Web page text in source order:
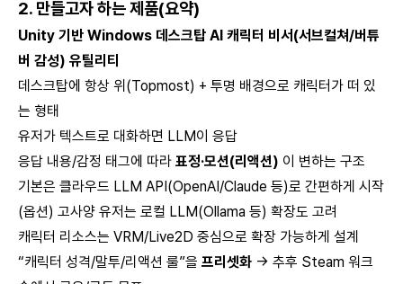
2. 만들고자 하는 제품(요약)
Unity 기반 Windows 데스크탑 AI 캐릭터 비서(서브컬쳐/버튜
버 감성) 유틸리티
데스크탑에 항상 위(Topmost) + 투명 배경으로 캐릭터가 떠 있
는 형태
유저가 텍스트로 대화하면 LLM이 응답
응답 내용/감정 태그에 따라 표정·모션(리액션) 이 변하는 구조
기본은 클라우드 LLM API(OpenAI/Claude 등)로 간편하게 시작
(옵션) 고사양 유저는 로컬 LLM(Ollama 등) 확장도 고려
캐릭터 리소스는 VRM/Live2D 중심으로 확장 가능하게 설계
“캐릭터 성격/말투/리액션 룰”을 프리셋화 → 추후 Steam 워크